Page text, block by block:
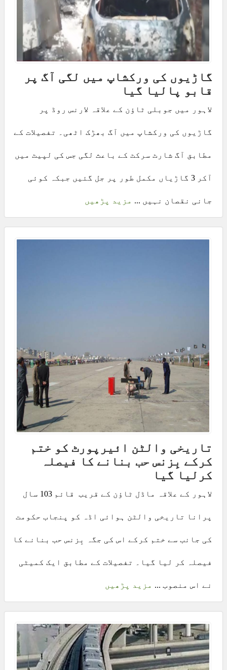
گاڑیوں کی ورکشاپ میں لگی آگ پر
قابو پالیا گیا
لاہور میں جوبلی ٹاؤن کے علاقہ لارنس روڈ پر
گاڑیوں کی ورکشاپ میں آگ بھڑک اٹھی۔ تفصیلات کے
مطابق آگ شارٹ سرکٹ کے باعث لگی جس کی لپیٹ میں
آکر 3 گاڑیاں مکمل طور پر جل گئیں جبکہ کوئی
جانی نقصان نہیں ... مزید پڑھیں
تاریخی والٹن ائیرپورٹ کو ختم
کرکے بِزنس حب بنانے کا فیصلہ
کرلیا گیا
لاہور کے علاقہ ماڈل ٹاؤن کے قریب قائم 103 سال
پرانا تاریخی والٹن ہوائی اڈہ کو پنجاب حکومت
کی جانب سے ختم کرکے اس کی جگہ بِزنس حب بنانے کا
فیصلہ کر لیا گیا۔ تفصیلات کے مطابق ایک کمیٹی
نے اس منصوب ... مزید پڑھیں